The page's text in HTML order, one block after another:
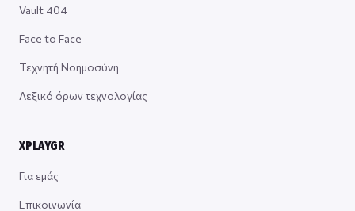
Vault 404
Face to Face
Τεχνητή Νοημοσύνη
Λεξικό όρων τεχνολογίας
XPLAYGR
Για εμάς
Επικοινωνία